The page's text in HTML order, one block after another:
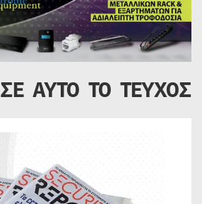
ΣΕ ΑΥΤΟ ΤΟ ΤΕΥΧΟΣ